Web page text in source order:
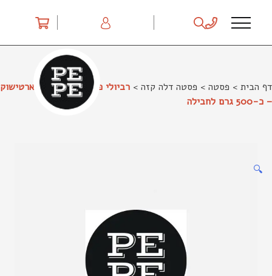
דף הבית > פסטה > פסטה דלה קזה > רביולי פסטה דלה קזה – ארטישוק
– כ-500 גרם לחבילה
🔍